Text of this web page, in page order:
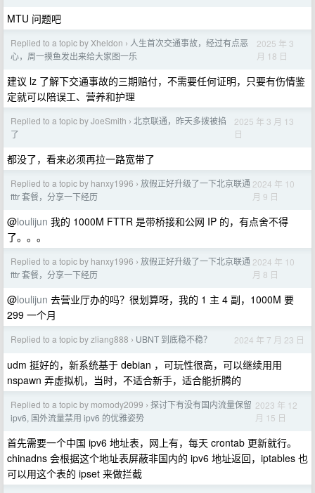
MTU 问题吧
Replied to a topic by Xheldon › 人生首次交通事故，经过有点恶
心，周一摸鱼发出来给大家图一乐
2025 年 3
月 18 日
建议 lz 了解下交通事故的三期赔付，不需要任何证明，只要有伤情鉴
定就可以陪误工、营养和护理
Replied to a topic by JoeSmith › 北京联通，昨天多拨被掐
了
2025 年 3 月 13
日
都没了，看来必须再拉一路宽带了
Replied to a topic by hanxy1996 › 放假正好升级了一下北京联通
fttr 套餐，分享一下经历
2024 年 10
月 9 日
@loulijun 我的 1000M FTTR 是带桥接和公网 IP 的，有点舍不得
了。。。
Replied to a topic by hanxy1996 › 放假正好升级了一下北京联通
fttr 套餐，分享一下经历
2024 年 10
月 8 日
@loulijun 去营业厅办的吗？很划算呀，我的 1 主 4 副，1000M 要
299 一个月
Replied to a topic by zliang888 › UBNT 到底稳不稳？ 2024 年 7 月 23 日
udm 挺好的，新系统基于 debian ，可玩性很高，可以继续用用
nspawn 弄虚拟机，当时，不适合新手，适合能折腾的
Replied to a topic by momody2099 › 探讨下有没有国内流量保留
ipv6, 国外流量禁用 ipv6 的优雅姿势
2023 年 12
月 15 日
首先需要一个中国 ipv6 地址表，网上有，每天 crontab 更新就行。
chinadns 会根据这个地址表屏蔽非国内的 ipv6 地址返回，iptables 也
可以用这个表的 ipset 来做拦截